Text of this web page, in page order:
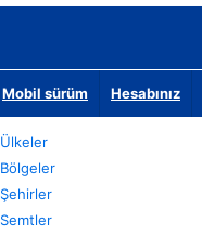
Mobil sürüm Hesabınız
Ülkeler
Bölgeler
Şehirler
Semtler